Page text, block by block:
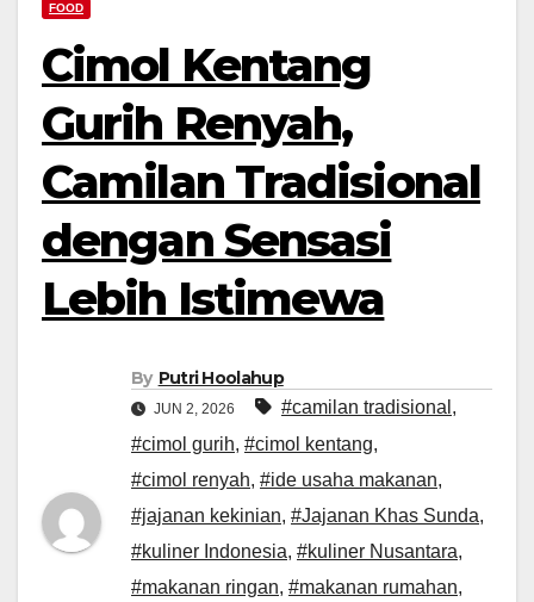
FOOD
Cimol Kentang
Gurih Renyah,
Camilan Tradisional
dengan Sensasi
Lebih Istimewa
By Putri Hoolahup
JUN 2, 2026 #camilan tradisional ,
#cimol gurih, #cimol kentang,
#cimol renyah, #ide usaha makanan,
#jajanan kekinian, #Jajanan Khas Sunda,
#kuliner Indonesia, #kuliner Nusantara,
#makanan ringan, #makanan rumahan,